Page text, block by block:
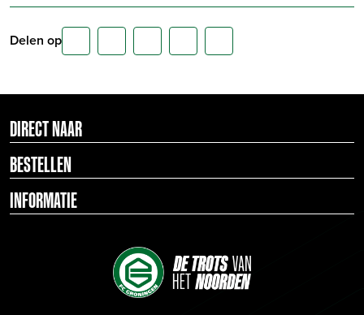
Delen op
DIRECT NAAR
BESTELLEN
INFORMATIE